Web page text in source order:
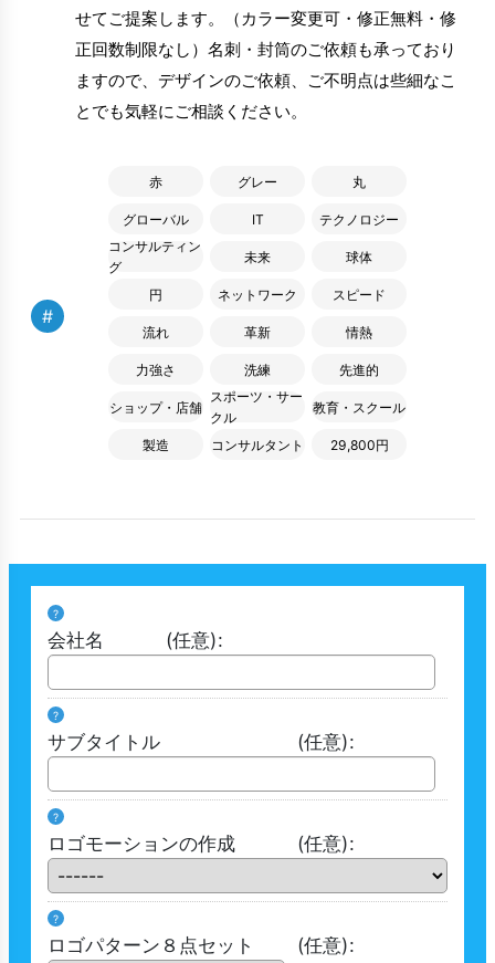
せてご提案します。（カラー変更可・修正無料・修
正回数制限なし）名刺・封筒のご依頼も承っており
ますので、デザインのご依頼、ご不明点は些細なこ
とでも気軽にご相談ください。
#
赤 グレー 丸
グローバル IT
テクノロジー
コンサルティン
グ
未来 球体
円 ネットワーク スピード
流れ 革新 情熱
力強さ 洗練 先進的
ショップ・店舗
スポーツ・サー
クル
教育・スクール
製造 コンサルタント 29,800円
?
会社名 (任意):
?
サブタイトル (任意):
?
ロゴモーションの作成 (任意):
?
ロゴパターン８点セット (任意):